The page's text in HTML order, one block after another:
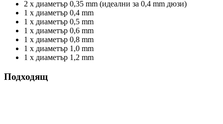
2 x диаметър 0,35 mm (идеални за 0,4 mm дюзи)
1 x диаметър 0,4 mm
1 x диаметър 0,5 mm
1 x диаметър 0,6 mm
1 x диаметър 0,8 mm
1 x диаметър 1,0 mm
1 x диаметър 1,2 mm
Подходящ